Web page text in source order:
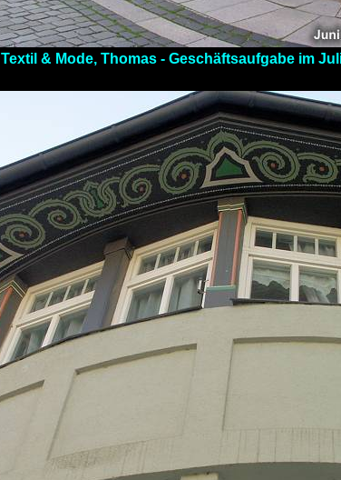
Textil & Mode, Thomas - Geschäftsaufgabe im